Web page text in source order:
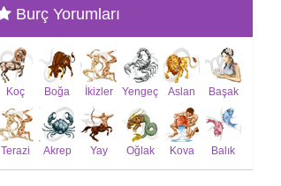
Burç Yorumları
Koç Boğa İkizler Yengeç Aslan Başak
Terazi Akrep Yay Oğlak Kova Balık